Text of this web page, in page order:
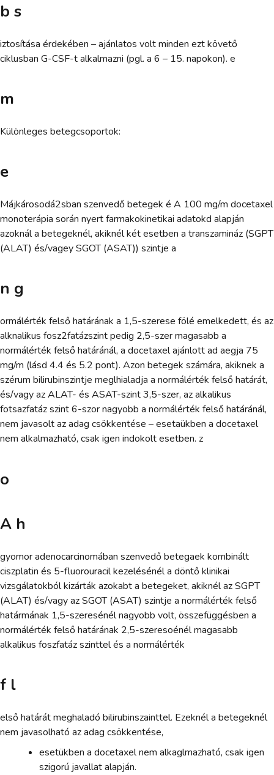
b s
iztosítása érdekében – ajánlatos volt minden ezt követő
ciklusban G-CSF-t alkalmazni (pgl. a 6 – 15. napokon). e
m
Különleges betegcsoportok:
e
Májkárosodá2sban szenvedő betegek é A 100 mg/m docetaxel
monoterápia során nyert farmakokinetikai adatokd alapján
azoknál a betegeknél, akiknél két esetben a transzamináz (SGPT
(ALAT) és/vagey SGOT (ASAT)) szintje a
n g
ormálérték felső határának a 1,5-szerese fölé emelkedett, és az
alknalikus fosz2fatázszint pedig 2,5-szer magasabb a
normálérték felső határánál, a docetaxel ajánlott ad aegja 75
mg/m (lásd 4.4 és 5.2 pont). Azon betegek számára, akiknek a
szérum bilirubinszintje meglhialadja a normálérték felső határát,
és/vagy az ALAT- és ASAT-szint 3,5-szer, az alkalikus
fotsazfatáz szint 6-szor nagyobb a normálérték felső határánál,
nem javasolt az adag csökkentése – esetaükben a docetaxel
nem alkalmazható, csak igen indokolt esetben. z
o
A h
gyomor adenocarcinomában szenvedő betegaek kombinált
ciszplatin és 5-fluorouracil kezelésénél a döntő klinikai
vizsgálatokból kizárták azokabt a betegeket, akiknél az SGPT
(ALAT) és/vagy az SGOT (ASAT) szintje a normálérték felső
határmának 1,5-szeresénél nagyobb volt, összefüggésben a
normálérték felső határának 2,5-szeresoénél magasabb
alkalikus foszfatáz szinttel és a normálérték
f l
első határát meghaladó bilirubinszainttel. Ezeknél a betegeknél
nem javasolható az adag csökkentése,
esetükben a docetaxel nem alkaglmazható, csak igen
szigorú javallat alapján.